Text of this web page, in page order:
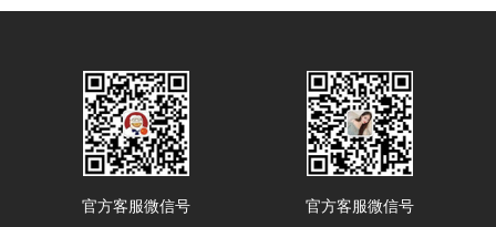
官方客服微信号 官方客服微信号